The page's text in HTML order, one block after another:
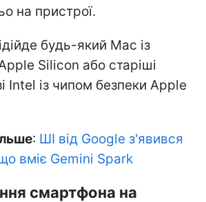
на пристрої.
будь-який Mac із
Silicon або старіші
Intel із чипом безпеки Apple
: ШІ від Google з'явився
вміє Gemini Spark
смартфона на